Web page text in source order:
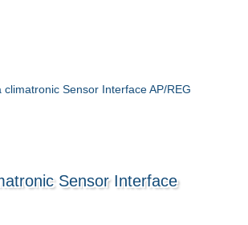
Sensor Interface